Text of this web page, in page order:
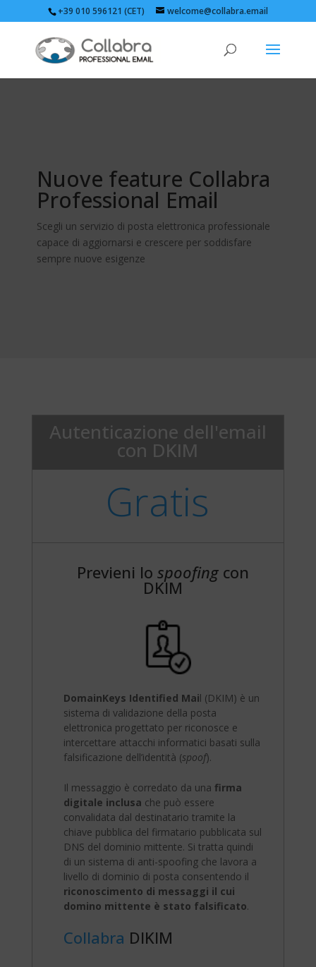
+39 010 596121 (CET) welcome@collabra.email
Nuove feature Collabra
Professional Email
Scegli un servizio di posta elettronica professionale
capace di aggiornarsi e crescere per soddisfare
sempre nuove esigenze
Autenticazione dell'email
con DKIM
Gratis
Previeni lo spoofingcon
DKIM
DomainKeys Identified Mail (DKIM) è un
sistema di validazione della posta
elettronica progettato per riconosce e
intercettare attacchi informatici basati sulla
falsificazione dell’identità (spoof).
Il messaggio è corredato da una firma
digitale inclusa che può essere
convalidata dal destinatario tramite la
chiave pubblica del firmatario pubblicata sul
DNS del dominio mittente. Si tratta quindi
di un sistema di anti-spoofing che lavora a
livello di dominio di posta consentendo il
riconoscimento di messaggi il cui
domino mittente è stato falsificato.
Collabra DIKIM